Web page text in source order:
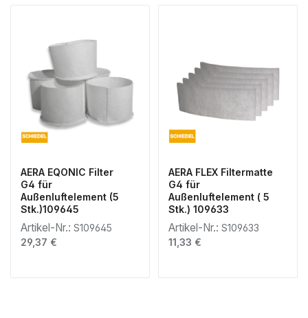
AERA EQONIC Filter
G4 für
Außenluftelement (5
Stk.)109645
Artikel-Nr.: S109645
Regulärer Preis:
29,37 €
AERA FLEX Filtermatte
G4 für
Außenluftelement ( 5
Stk.) 109633
Artikel-Nr.: S109633
Regulärer Preis:
11,33 €